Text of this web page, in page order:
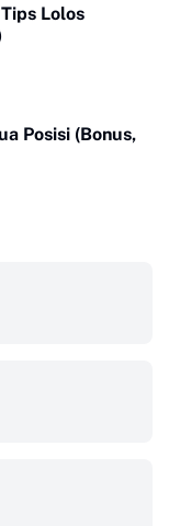
Lolos
Posisi (Bonus,